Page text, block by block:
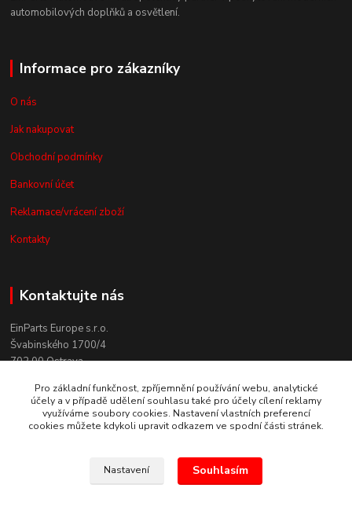
automobilových doplňků a osvětlení.
Informace pro zákazníky
O nás
Jak nakupovat
Obchodní podmínky
Bankovní účet
Reklamace/vrácení zboží
Kontakty
Kontaktujte nás
EinParts Europe s.r.o.
Švabinského 1700/4
702 00 Ostrava
+420 558 080 004
(po. - pá. 9:00-13:00)
obchod@einparts.cz
Pro základní funkčnost, zpříjemnění používání webu, analytické
účely a v případě udělení souhlasu také pro účely cílení reklamy
využíváme soubory cookies. Nastavení vlastních preferencí
cookies můžete kdykoli upravit odkazem ve spodní části stránek.
Nastavení Souhlasím